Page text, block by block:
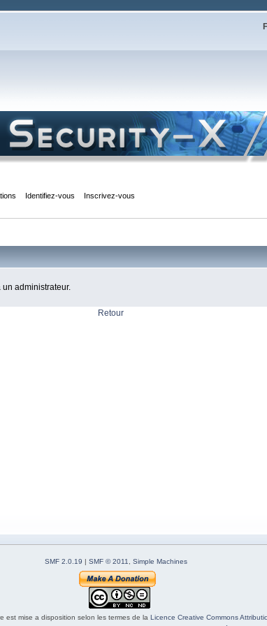
Identifiez-vous Inscrivez-vous
un administrateur.
Retour
SMF 2.0.19 | SMF © 2011 Simple Machines
est mise a disposition selon les termes de la Licence Creative Commons